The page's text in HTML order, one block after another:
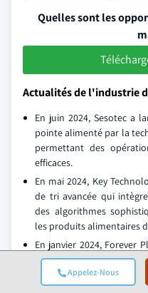
Appelez-Nous
Quelles sont les
Actualités de l'industrie
En juin 2024, Sesotec a
pointe alimenté par la
permettant des
efficaces.
En mai 2024, Key
de tri avancée qui
des algorithmes
les produits alimentaires
En janvier 2024, Forever
adopté un mécanisme
les processus de
HDPE, augmentant ainsi